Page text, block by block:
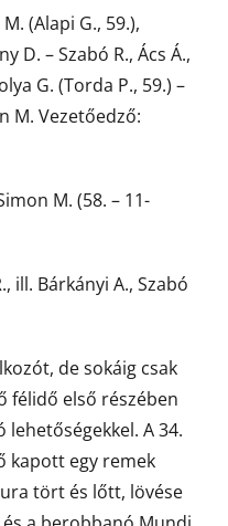
(Alapi G., 59.),
D. – Szabó R., Ács Á.,
G. (Torda P., 59.) –
M. Vezetőedző:
M. (58. – 11-
ill. Bárkányi A., Szabó
de sokáig csak
félidő első részében
A 34.
kapott egy remek
tört és lőtt, lövése